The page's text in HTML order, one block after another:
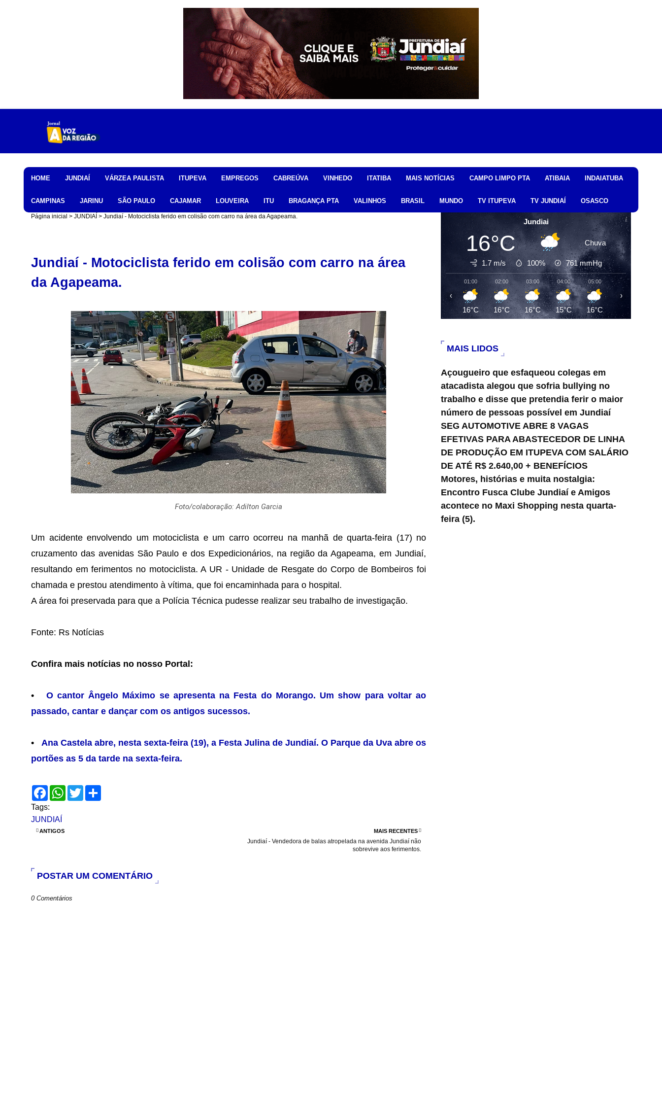
HOME JUNDIAÍ VÁRZEA PAULISTA ITUPEVA EMPREGOS CABREÚVA VINHEDO ITATIBA MAIS NOTÍCIAS CAMPO LIMPO PTA ATIBAIA INDAIATUBA
CAMPINAS JARINU SÃO PAULO CAJAMAR LOUVEIRA ITU BRAGANÇA PTA VALINHOS BRASIL MUNDO TV ITUPEVA TV JUNDIAÍ OSASCO
Página inicial JUNDIAÍ Jundiaí - Motociclista ferido em colisão com carro na área da Agapeama.
Jundiaí - Motociclista ferido em colisão com carro na área
da Agapeama.
Foto/colaboração: Adilton Garcia
Um acidente envolvendo um motociclista e um carro ocorreu na manhã de quarta-feira (17) no
cruzamento das avenidas São Paulo e dos Expedicionários, na região da Agapeama, em Jundiaí,
resultando em ferimentos no motociclista. A UR - Unidade de Resgate do Corpo de Bombeiros foi
chamada e prestou atendimento à vítima, que foi encaminhada para o hospital.
A área foi preservada para que a Polícia Técnica pudesse realizar seu trabalho de investigação.
Fonte: Rs Notícias
Confira mais notícias no nosso Portal:
• O cantor Ângelo Máximo se apresenta na Festa do Morango. Um show para voltar ao
passado, cantar e dançar com os antigos sucessos.
• Ana Castela abre, nesta sexta-feira (19), a Festa Julina de Jundiaí. O Parque da Uva abre os
portões as 5 da tarde na sexta-feira.
F
a
c
e
b
o
W
h
T
w
Tags:
JUNDIAÍ
MAIS RECENTES
Jundiaí - Vendedora de balas atropelada na avenida Jundiaí não
sobrevive aos ferimentos.
ANTIGOS
POSTAR UM COMENTÁRIO
0 Comentários
Jundiai
16°C Chuva
1.7 m/s 100% 761mmHg
01:00
16°C
02:00
16°C
03:00
16°C
04:00
15°C
05:00
16°C
06:00
15°C
‹ ›
MAIS LIDOS
Açougueiro que esfaqueou colegas em
atacadista alegou que sofria bullying no
trabalho e disse que pretendia ferir o maior
número de pessoas possível em Jundiaí
SEG AUTOMOTIVE ABRE 8 VAGAS
EFETIVAS PARA ABASTECEDOR DE LINHA
DE PRODUÇÃO EM ITUPEVA COM SALÁRIO
DE ATÉ R$ 2.640,00 + BENEFÍCIOS
Motores, histórias e muita nostalgia:
Encontro Fusca Clube Jundiaí e Amigos
acontece no Maxi Shopping nesta quarta-
feira (5).